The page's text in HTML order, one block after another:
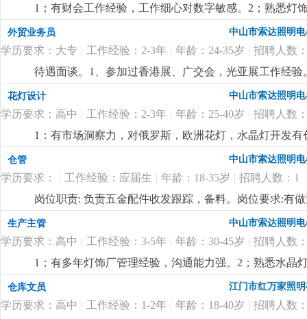
1；有财会工作经验，工作细心对数字敏感。2；熟悉灯
核算，懂看产品bom表。更详细...
外贸业务员 中山市索达照明
学历要求：大专 | 工作经验：2-3年 | 年龄：24-35岁 | 招聘人数
待遇面谈。1、参加过香港展、广交会，光亚展工作经
也有客户平台收入可观。更详细...
花灯设计 中山市索达照明
学历要求：高中 | 工作经验：2-3年 | 年龄：25-40岁 | 招聘人数
1：有市场洞察力，对俄罗斯，欧洲花灯，水晶灯开发
力。更详细...
仓管 中山市索达照明
学历要求： | 工作经验：应届生 | 年龄：18-35岁 | 招聘人数：1
岗位职责: 负责五金配件收发跟踪，备料。岗位要求:有
生产主管 中山市索达照明
学历要求：高中 | 工作经验：3-5年 | 年龄：30-45岁 | 招聘人数
1；有多年灯饰厂管理经验，沟通能力强。2；熟悉水晶
付出精神，人品高尚。更详细...
仓库文员 江门市红万家照
学历要求：高中 | 工作经验：1-2年 | 年龄：18-40岁 | 招聘人数